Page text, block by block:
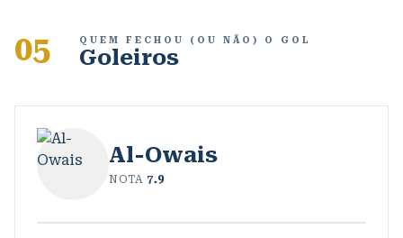
05 QUEM FECHOU (OU NÃO) O GOL
Goleiros
Al-Owais
NOTA 7.9